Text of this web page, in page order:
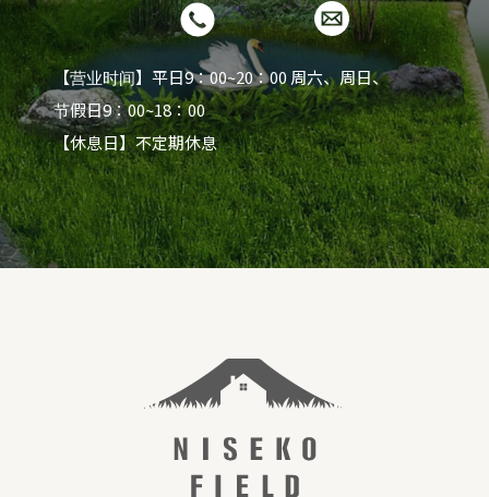
【营业时间】平日9：00~20：00 周六、周日、
节假日9：00~18：00
【休息日】不定期休息